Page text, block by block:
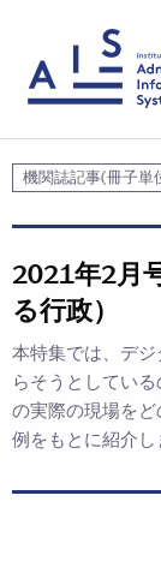
機関誌記事(冊子単
2021年2月
る行政）
本特集では、デ
らそうとしてい
の実際の現場を
例をもとに紹介し